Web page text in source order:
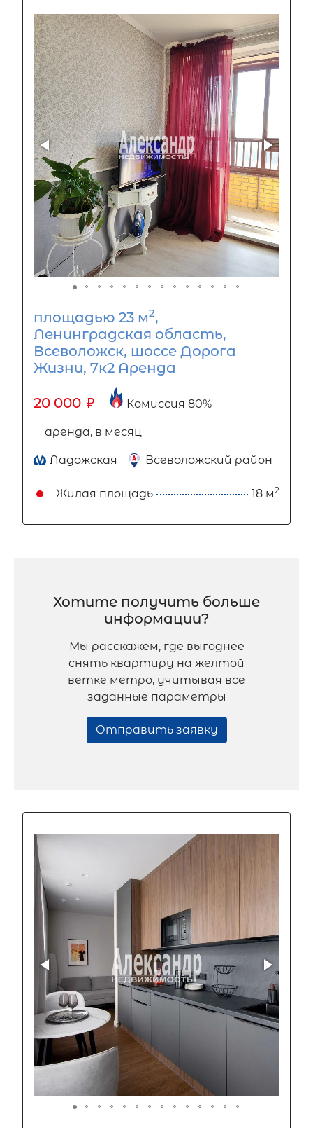
площадью 23 м2,
Ленинградская область,
Всеволожск, шоссе Дорога
Жизни, 7к2 Аренда
20 000 ₽ Комиссия 80%
аренда, в месяц
Ладожская Всеволожский район
Жилая площадь 18 м2
Хотите получить больше
информации?
Мы расскажем, где выгоднее
снять квартиру на желтой
ветке метро, учитывая все
заданные параметры
Отправить заявку